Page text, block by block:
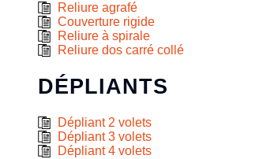
Reliure agrafé
Couverture rigide
Reliure à spirale
Reliure dos carré collé
DÉPLIANTS
Dépliant 2 volets
Dépliant 3 volets
Dépliant 4 volets